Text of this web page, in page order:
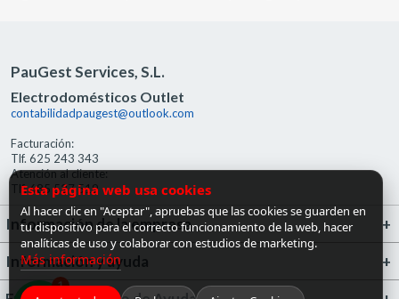
PauGest Services, S.L.
Electrodomésticos Outlet
contabilidadpaugest@outlook.com
Facturación:
Tlf. 625 243 343
Atención al cliente:
Tlf. 685 527 519
Información de la empresa
Información y ayuda
1
Esta página web usa cookies
Al hacer clic en "Aceptar", apruebas que las cookies se guarden en
tu dispositivo para el correcto funcionamiento de la web, hacer
analíticas de uso y colaborar con estudios de marketing.
Más información